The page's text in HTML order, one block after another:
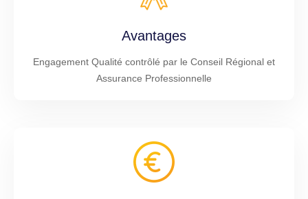
Avantages
Engagement Qualité contrôlé par le Conseil Régional et
Assurance Professionnelle